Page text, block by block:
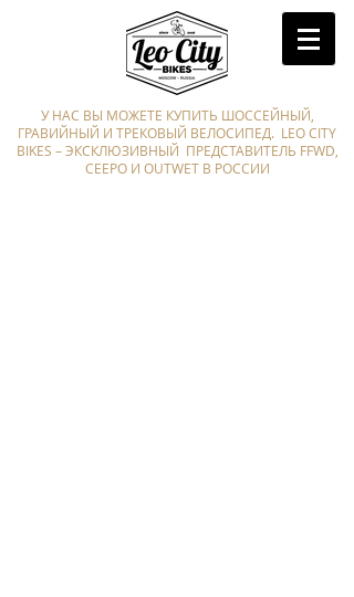
У НАС ВЫ МОЖЕТЕ КУПИТЬ ШОССЕЙНЫЙ,
ГРАВИЙНЫЙ И ТРЕКОВЫЙ ВЕЛОСИПЕД. LEO CITY
BIKES – ЭКСКЛЮЗИВНЫЙ ПРЕДСТАВИТЕЛЬ FFWD,
CEEPO И OUTWET В РОССИИ